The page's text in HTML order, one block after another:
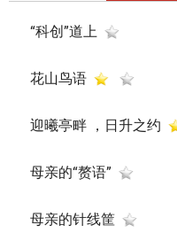
“科创”道上
花山鸟语
迎曦亭畔 ，日升之约
母亲的“赘语”
母亲的针线筐